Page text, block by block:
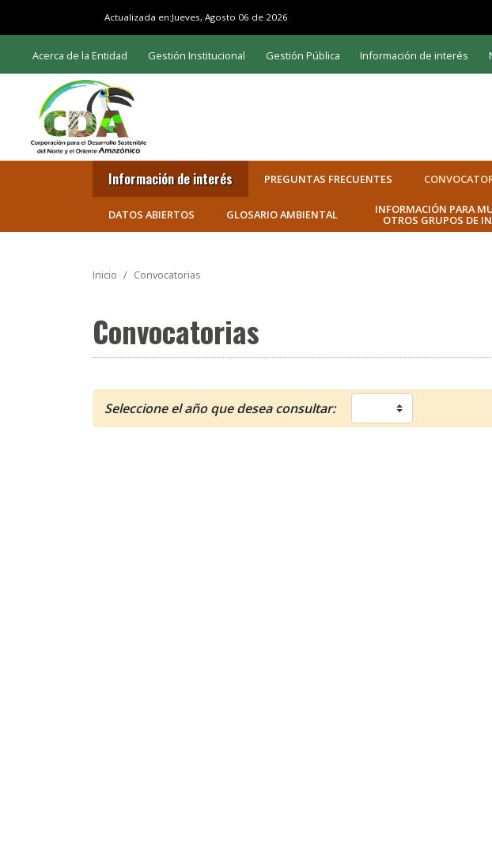
Actualizada en:Jueves, Agosto 06 de 2026
Acerca de la Entidad Gestión Institucional Gestión Pública Información de interés
Información de interés PREGUNTAS FRECUENTES
DATOS ABIERTOS GLOSARIO AMBIENTAL INFORMACIÓN PARA
OTROS GRUPOS DE
Inicio Convocatorias
Convocatorias
Seleccione el año que desea consultar: